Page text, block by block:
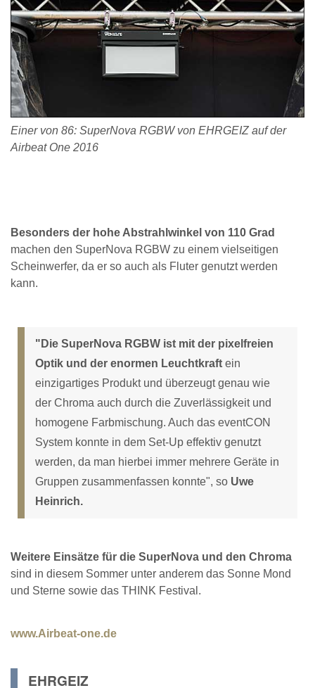
Einer von 86: SuperNova RGBW von EHRGEIZ auf der
Airbeat One 2016
Besonders der hohe Abstrahlwinkel von 110 Grad
machen den SuperNova RGBW zu einem vielseitigen
Scheinwerfer, da er so auch als Fluter genutzt werden
kann.
"Die SuperNova RGBW ist mit der pixelfreien
Optik und der enormen Leuchtkraft ein
einzigartiges Produkt und überzeugt genau wie
der Chroma auch durch die Zuverlässigkeit und
homogene Farbmischung. Auch das eventCON
System konnte in dem Set-Up effektiv genutzt
werden, da man hierbei immer mehrere Geräte in
Gruppen zusammenfassen konnte", so Uwe
Heinrich.
Weitere Einsätze für die SuperNova und den Chroma
sind in diesem Sommer unter anderem das Sonne Mond
und Sterne sowie das THINK Festival.
www.Airbeat-one.de
EHRGEIZ